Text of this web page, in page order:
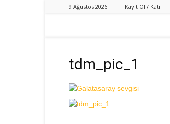
9 Ağustos 2026 Kayıt Ol / Katıl
tdm_pic_1